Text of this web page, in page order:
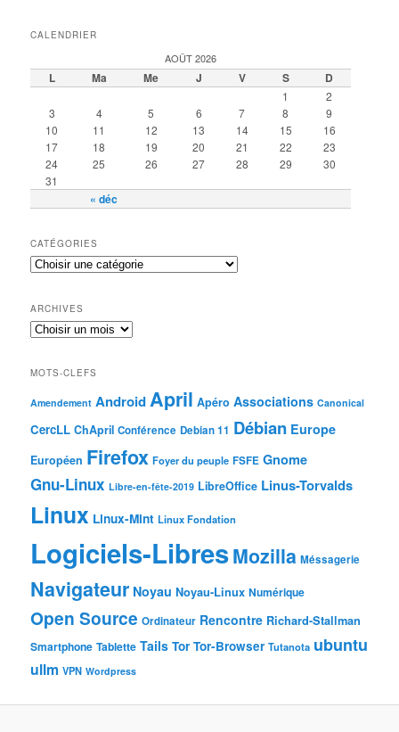
CALENDRIER
AOÛT 2026
L Ma Me J V S D
« déc
1
2
3
4 5 6 7 8
9
10
11 12 13 14 15
16
17
18 19 20 21 22
23
24
25 26 27 28 29
30
31
CATÉGORIES
ARCHIVES
MOTS-CLEFS
Amendement AndroidApril Apéro Associations Canonical
CercLL ChApril Conférence Debian 11 Débian Europe
Européen Firefox Foyer du peuple FSFE Gnome
Gnu-Linux Libre-en-fête-2019 LibreOffice Linus-Torvalds
Linux Linux-Mint Linux Fondation
Logiciels-LibresMozilla Méssagerie
Navigateur Noyau Noyau-Linux Numérique
Open Source Ordinateur Rencontre Richard-Stallman
Smartphone Tablette Tails Tor Tor-Browser Tutanota ubuntu
ullm VPN Wordpress